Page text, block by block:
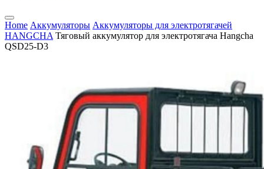
Home Аккумуляторы Аккумуляторы для электротягачей
HANGCHA Тяговый аккумулятор для электротягача Hangcha
QSD25-D3